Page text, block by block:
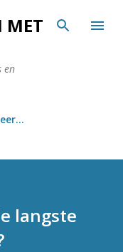
MET
en
langste